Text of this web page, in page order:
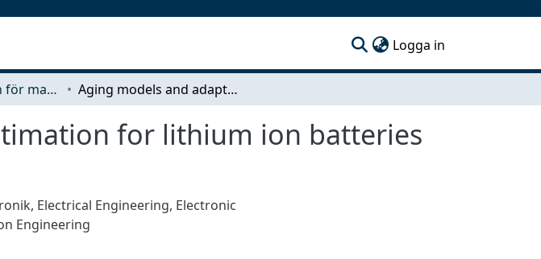
Logga in
Examensarbeten för masterexamen Aging models and adaptive SOC estimation for lithium ion batteries
for lithium ion batteries
, Electrical Engineering, Electronic
Engineering